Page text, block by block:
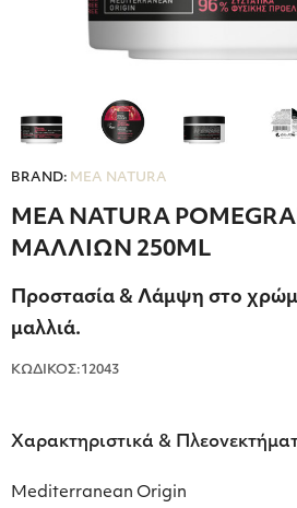
BRAND: MEA NATURA
MEA NATURA
ΜΑΛΛΙΩΝ 250ML
Προστασία & Λάμψη στο
μαλλιά.
ΚΩΔΙΚΟΣ:12043
Χαρακτηριστικά &
Mediterranean Origin